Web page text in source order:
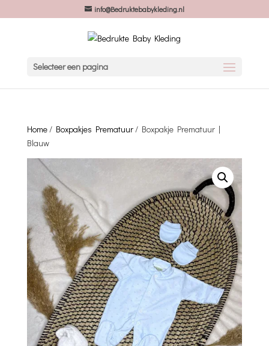
info@Bedruktebabykleding.nl
Selecteer een pagina
Home/ Boxpakjes Prematuur/ Boxpakje Prematuur |
Blauw